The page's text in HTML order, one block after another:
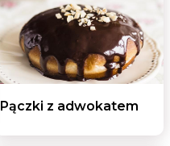
Pączki z adwokatem